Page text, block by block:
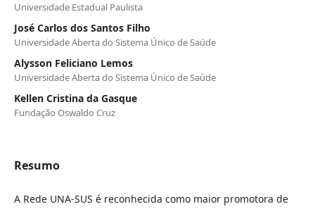
Universidade Estadual Paulista
José Carlos dos Santos Filho
Universidade Aberta do Sistema Único de Saúde
Alysson Feliciano Lemos
Universidade Aberta do Sistema Único de Saúde
Kellen Cristina da Gasque
Fundação Oswaldo Cruz
Resumo
A Rede UNA-SUS é reconhecida como maior promotora de